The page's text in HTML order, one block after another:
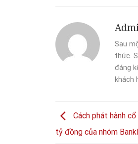
Sau
thức.
đáng
khách
Cách phát hành cổ
tỷ đồng của nhóm